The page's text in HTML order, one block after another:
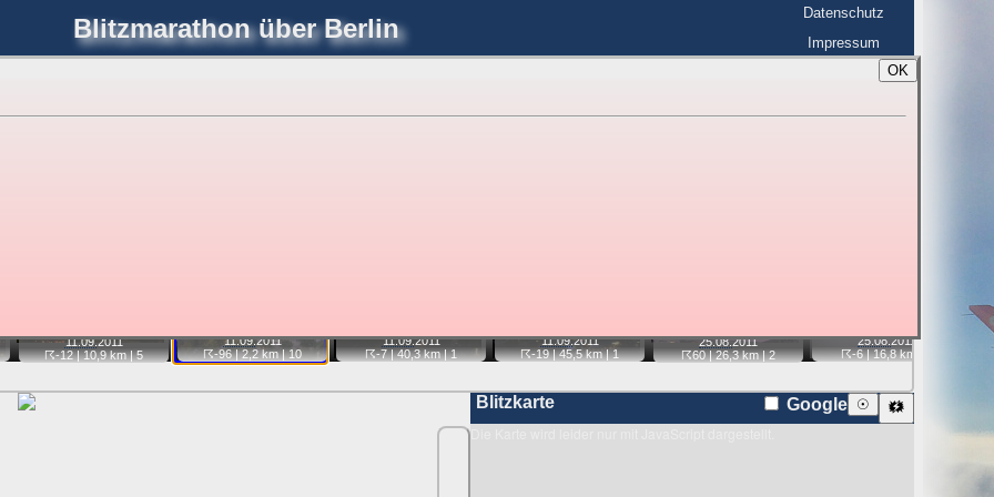
OK
Blitzmarathonüber Berlin
joerglorenz.de
Datenschutz
Impressum
Blitzmarathon Am Himmel Luftfahrt Blitzmarathon ☰
11.09.2011
☈-12| 10,9 km |5
11.09.2011
☈-96| 2,2 km |10
11.09.2011
☈-7| 40,3 km |1
11.09.2011
☈-19| 45,5 km |1
25.08. 2011
☈60| 26,3 km |2
25.08.2011
☈-6| 16,8 km |
Blitzkarte 🗱
☉
Google